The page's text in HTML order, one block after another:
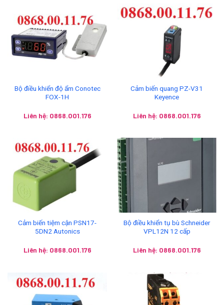
Bộ điều khiển độ ẩm Conotec
FOX-1H
Liên hệ: 0868.001.176
Cảm biến quang PZ-V31
Keyence
Liên hệ: 0868.001.176
Cảm biến tiệm cận PSN17-
5DN2 Autonics
Liên hệ: 0868.001.176
Bộ điều khiển tụ bù Schneider
VPL12N 12 cấp
Liên hệ: 0868.001.176